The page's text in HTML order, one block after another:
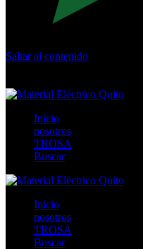
Saltar al contenido
Inicio
nosotros
TROSA
Buscar
Inicio
nosotros
TROSA
Buscar